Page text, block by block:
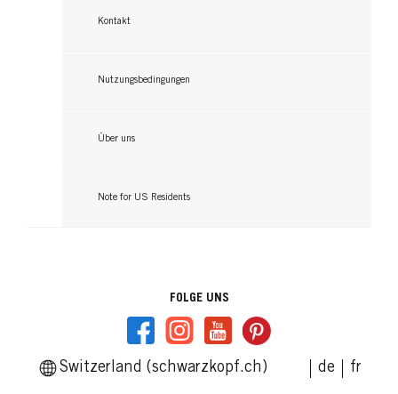
Kontakt
Nutzungsbedingungen
Über uns
Note for US Residents
FOLGE UNS
Switzerland (schwarzkopf.ch) de fr